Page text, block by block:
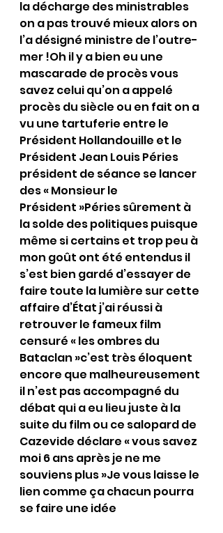
la décharge des ministrables
on a pas trouvé mieux alors on
l’a désigné ministre de l’outre-
mer !Oh il y a bien eu une
mascarade de procès vous
savez celui qu’on a appelé
procès du siècle ou en fait on a
vu une tartuferie entre le
Président Hollandouille et le
Président Jean Louis Péries
président de séance se lancer
des « Monsieur le
Président »Péries sûrement à
la solde des politiques puisque
même si certains et trop peu à
mon goût ont été entendus il
s’est bien gardé d’essayer de
faire toute la lumière sur cette
affaire d’État j’ai réussi à
retrouver le fameux film
censuré « les ombres du
Bataclan »c’est très éloquent
encore que malheureusement
il n’est pas accompagné du
débat qui a eu lieu juste à la
suite du film ou ce salopard de
Cazevide déclare « vous savez
moi 6 ans après je ne me
souviens plus »Je vous laisse le
lien comme ça chacun pourra
se faire une idée